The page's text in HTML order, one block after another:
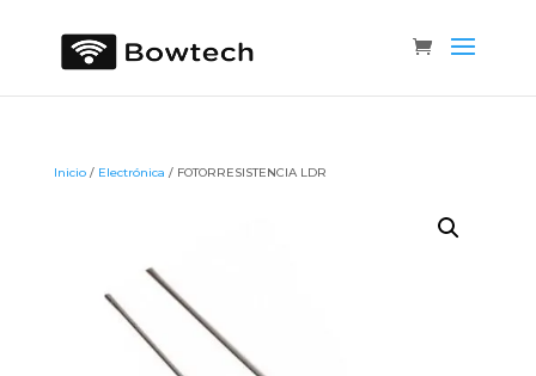
Inicio/ Electrónica / FOTORRESISTENCIA LDR